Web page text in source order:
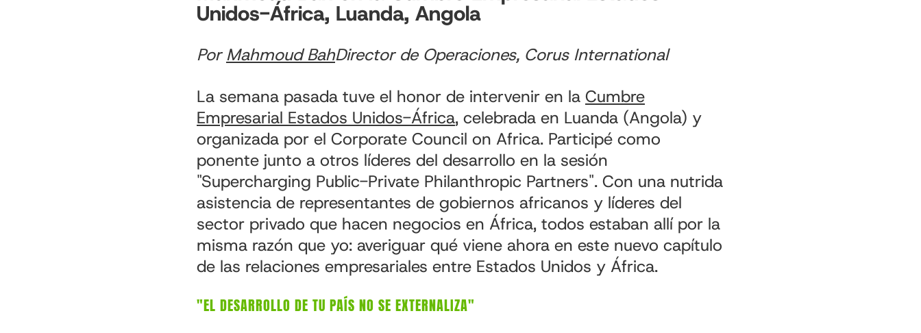
Unidos-África, Luanda, Angola
PorMahmoud BahDirector de Operaciones, Corus International
La semana pasada tuve el honor de intervenir en la Cumbre
Empresarial Estados Unidos-África, celebrada en Luanda (Angola) y
organizada por el Corporate Council on Africa. Participé como
ponente junto a otros líderes del desarrollo en la sesión
"Supercharging Public-Private Philanthropic Partners". Con una nutrida
asistencia de representantes de gobiernos africanos y líderes del
sector privado que hacen negocios en África, todos estaban allí por la
misma razón que yo: averiguar qué viene ahora en este nuevo capítulo
de las relaciones empresariales entre Estados Unidos y África.
"EL DESARROLLO DE TU PAÍS NO SE EXTERNALIZA"